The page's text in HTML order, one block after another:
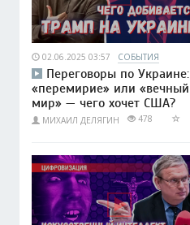
02.06.2025 03:57 СОБЫТИЯ
Переговоры по Украине:
«перемирие» или «вечный
мир» — чего хочет США?
МИХАИЛ ДЕЛЯГИН 478